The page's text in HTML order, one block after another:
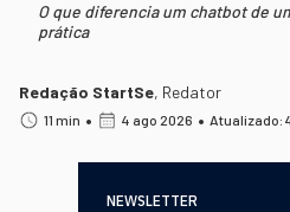
O que diferencia um chatbot de
prática
Redação StartSe, Redator
11 min • 4 ago 2026 • Atualizado:
NEWSLETTER